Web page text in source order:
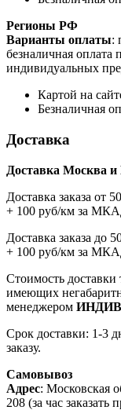
Регионы РФ
Варианты оплаты:
безналичная оплата
индивидуальных
Картой на
Безналичная
Доставка
Доставка Москва и
Доставка заказа от
+ 100 руб/км за
Доставка заказа до
+ 100 руб/км за
Стоимость доставки
имеющих
менеджером
Срок доставки: 1-3
заказу.
Самовывоз
Адрес: Московская
208 (за час заказать